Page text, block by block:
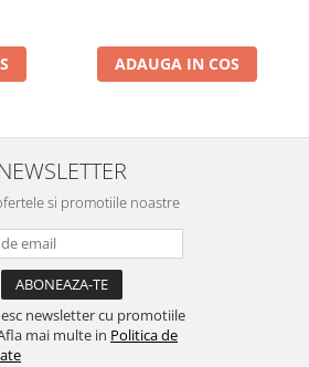
ADAUGA IN COS
NEWSLETTER
si promotiile noastre
newsletter cu promotiile
mai multe in Politica de